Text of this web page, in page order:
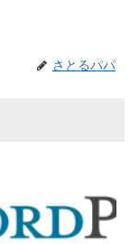
さとるパパ